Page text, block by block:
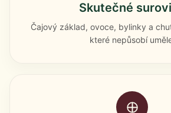
Skutečné
Čajový základ, ovoce, bylinky a
které nepůsobí